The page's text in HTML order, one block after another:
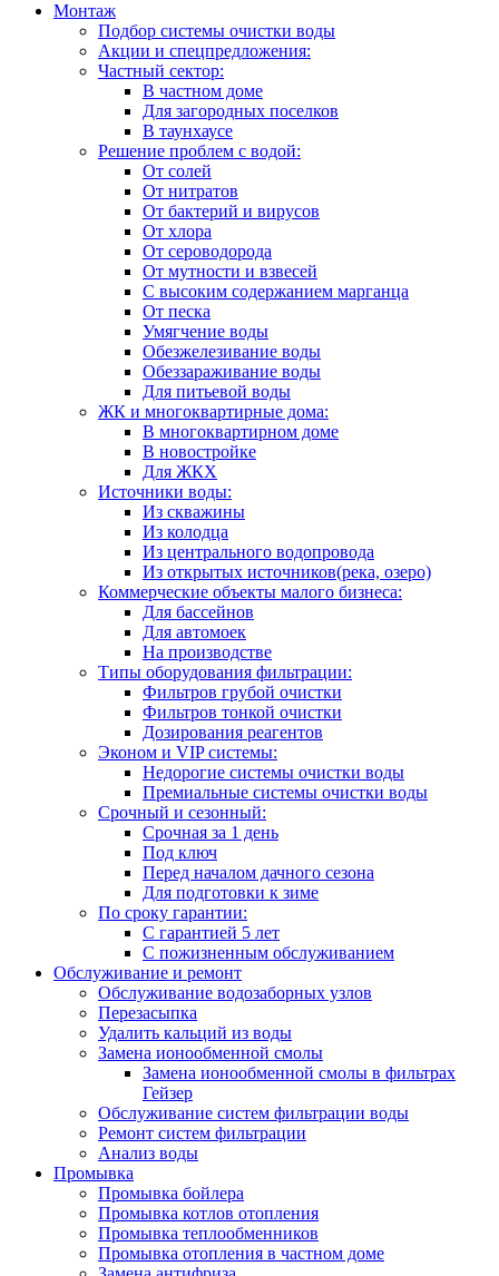
Монтаж
Подбор системы очистки воды
Акции и спецпредложения:
Частный сектор:
В частном доме
Для загородных поселков
В таунхаусе
Решение проблем с водой:
От солей
От нитратов
От бактерий и вирусов
От хлора
От сероводорода
От мутности и взвесей
С высоким содержанием марганца
От песка
Умягчение воды
Обезжелезивание воды
Обеззараживание воды
Для питьевой воды
ЖК и многоквартирные дома:
В многоквартирном доме
В новостройке
Для ЖКХ
Источники воды:
Из скважины
Из колодца
Из центрального водопровода
Из открытых источников(река, озеро)
Коммерческие объекты малого бизнеса:
Для бассейнов
Для автомоек
На производстве
Типы оборудования фильтрации:
Фильтров грубой очистки
Фильтров тонкой очистки
Дозирования реагентов
Эконом и VIP системы:
Недорогие системы очистки воды
Премиальные системы очистки воды
Срочный и сезонный:
Срочная за 1 день
Под ключ
Перед началом дачного сезона
Для подготовки к зиме
По сроку гарантии:
С гарантией 5 лет
С пожизненным обслуживанием
Обслуживание и ремонт
Обслуживание водозаборных узлов
Перезасыпка
Удалить кальций из воды
Замена ионообменной смолы
Замена ионообменной смолы в фильтрах
Гейзер
Обслуживание систем фильтрации воды
Ремонт систем фильтрации
Анализ воды
Промывка
Промывка бойлера
Промывка котлов отопления
Промывка теплообменников
Промывка отопления в частном доме